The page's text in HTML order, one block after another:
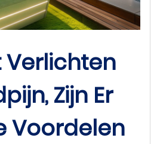
Verlichten
Zijn Er
Voordelen